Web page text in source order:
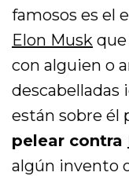
famosos es el
Elon Musk
con alguien o
descabelladas
están sobre él
pelear contra
algún invento